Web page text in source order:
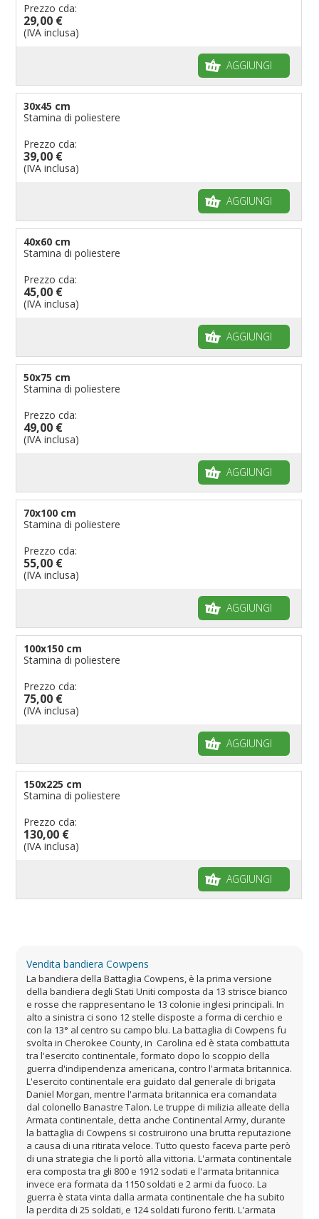
Prezzo cda:
29,00 €
(IVA inclusa)
AGGIUNGI
30x45 cm
Stamina di poliestere
Prezzo cda:
39,00 €
(IVA inclusa)
AGGIUNGI
40x60 cm
Stamina di poliestere
Prezzo cda:
45,00 €
(IVA inclusa)
AGGIUNGI
50x75 cm
Stamina di poliestere
Prezzo cda:
49,00 €
(IVA inclusa)
AGGIUNGI
70x100 cm
Stamina di poliestere
Prezzo cda:
55,00 €
(IVA inclusa)
AGGIUNGI
100x150 cm
Stamina di poliestere
Prezzo cda:
75,00 €
(IVA inclusa)
AGGIUNGI
150x225 cm
Stamina di poliestere
Prezzo cda:
130,00 €
(IVA inclusa)
AGGIUNGI
Vendita bandiera Cowpens
La bandiera della Battaglia Cowpens, è la prima versione
della bandiera degli Stati Uniti composta da 13 strisce bianco
e rosse che rappresentano le 13 colonie inglesi principali. In
alto a sinistra ci sono 12 stelle disposte a forma di cerchio e
con la 13° al centro su campo blu. La battaglia di Cowpens fu
svolta in Cherokee County, in Carolina ed è stata combattuta
tra l'esercito continentale, formato dopo lo scoppio della
guerra d'indipendenza americana, contro l'armata britannica.
L'esercito continentale era guidato dal generale di brigata
Daniel Morgan, mentre l'armata britannica era comandata
dal colonello Banastre Talon. Le truppe di milizia alleate della
Armata continentale, detta anche Continental Army, durante
la battaglia di Cowpens si costruirono una brutta reputazione
a causa di una ritirata veloce. Tutto questo faceva parte però
di una strategia che li portò alla vittoria. L'armata continentale
era composta tra gli 800 e 1912 sodati e l'armata britannica
invece era formata da 1150 soldati e 2 armi da fuoco. La
guerra è stata vinta dalla armata continentale che ha subito
la perdita di 25 soldati, e 124 soldati furono feriti. L'armata